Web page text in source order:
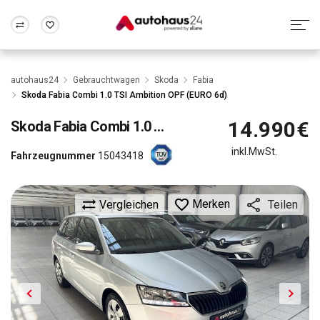
Zum Antrag
Wir bewerten dein Auto
Alle Fragen & Antworten
Rund um die Inzahlungnahme
Frankfurt Wuppertal
autohaus24 Gebrauchtwagen Skoda
Fabia
Skoda Fabia Combi 1.0 TSI Ambition OPF (EURO 6d)
Skoda Fabia Combi 1.0 TSI Ambition OPF (EURO 6d)
Fahrzeugnummer 15043418
Vergleichen Merken Teilen
14.990€
inkl.MwSt.